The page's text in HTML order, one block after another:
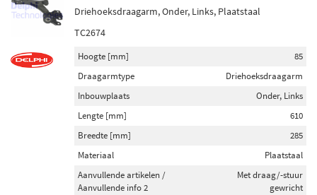
Driehoeksdraagarm, Onder, Links, Plaatstaal
TC2674
Hoogte [mm]
85
Draagarmtype
Driehoeksdraagarm
Inbouwplaats
Onder, Links
Lengte [mm]
610
Breedte [mm]
285
Materiaal
Plaatstaal
Aanvullende artikelen /
Aanvullende info 2
Met draag/-stuur
gewricht